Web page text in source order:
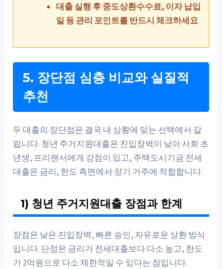
대출 실행 후 중도상환수수료, 이자 납입
일 등 관리 포인트를 반드시 체크하세요
5. 장단점 심층 비교와 실질적
추천
두 대출의 장단점은 결국 내 상황에 맞는 선택에서 갈
립니다. 청년 주거지원대출은 진입장벽이 낮아 사회 초
년생, 프리랜서에게 강점이 있고, 주택도시기금 전세
대출은 금리, 한도 측면에서 장기 거주에 적합합니다.
1) 청년 주거지원대출 장점과 한계
장점은 낮은 진입장벽, 빠른 승인, 자유로운 상환 방식
입니다. 단점은 금리가 전세대출보다 다소 높고, 한도
가 2억원으로 다소 제한적일 수 있다는 점입니다.